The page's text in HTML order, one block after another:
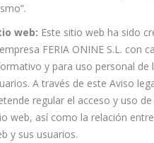
web: Este sitio web ha sido
FERIA ONINE S.L. con
y para uso personal de
A través de este Aviso
regular el acceso y uso
web, así como la relación
y sus usuarios.